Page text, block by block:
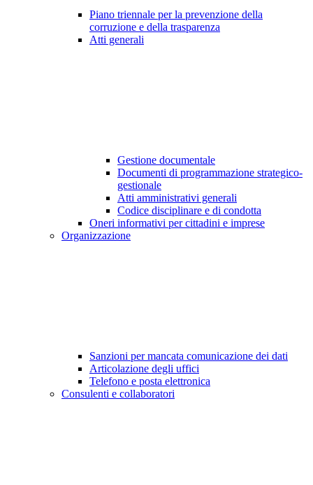
Piano triennale per la prevenzione della
corruzione e della trasparenza
Atti generali
Gestione documentale
Documenti di programmazione strategico-
gestionale
Atti amministrativi generali
Codice disciplinare e di condotta
Oneri informativi per cittadini e imprese
Organizzazione
Sanzioni per mancata comunicazione dei dati
Articolazione degli uffici
Telefono e posta elettronica
Consulenti e collaboratori